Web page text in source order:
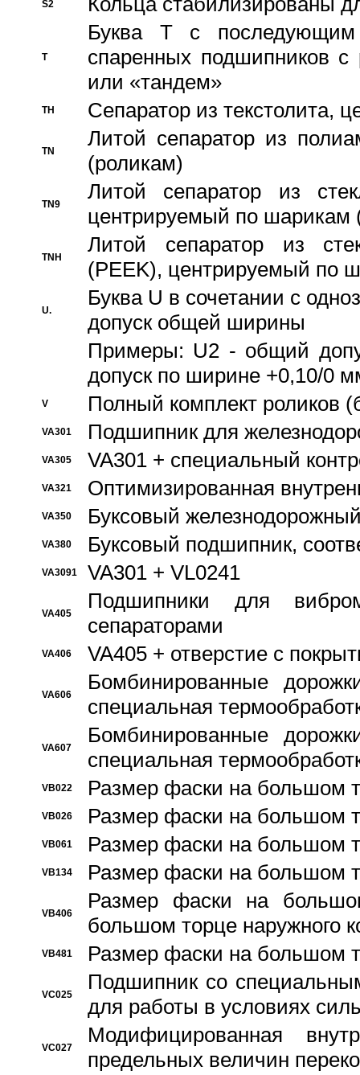
S2
T
Буква T с
спаренных подшипников
или «тандем»
TH Сепаратор из текстолита,
TN
Литой сепаратор из
(роликам)
TN9
Литой сепаратор из
центрируемый по шарикам
TNH
Литой сепаратор из
(PEEK), центрируемый по
U.
Буква U в сочетании с
допуск общей ширины
Примеры: U2 - общий
допуск по ширине +0,10/0
V Полный комплект роликов
VA301 Подшипник для
VA305 VA301 + специальный
VA321 Оптимизированная
VA350 Буксовый
VA380 Буксовый подшипник,
VA3091 VA301 + VL0241
VA405
Подшипники для
сепараторами
VA406 VA405 + отверстие с
VA606
Бомбинированные
специальная
VA607
Бомбинированные
специальная
VB022 Размер фаски на большом
VB026 Размер фаски на большом
VB061 Размер фаски на большом
VB134 Размер фаски на большом
VB406
Размер фаски на
большом торце наружного
VB481 Размер фаски на большом
VC025
Подшипник со
для работы в условиях
VC027
Модифицированная
предельных величин